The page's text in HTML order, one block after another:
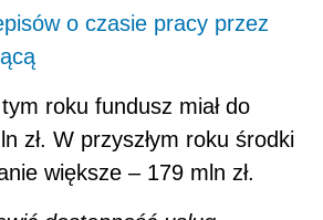
o czasie pracy przez
roku fundusz miał do
zł. W przyszłym roku środki
większe – 179 mln zł.